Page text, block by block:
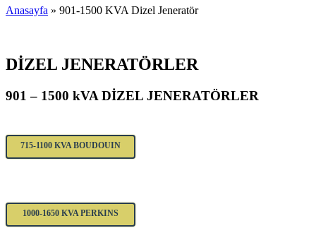
Anasayfa » 901-1500 KVA Dizel Jeneratör
DİZEL JENERATÖRLER
901 – 1500 kVA DİZEL JENERATÖRLER
715-1100 KVA BOUDOUIN
1000-1650 KVA PERKINS